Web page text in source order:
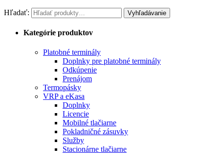
Hľadať: Vyhľadávanie
Kategórie produktov
Platobné terminály
Doplnky pre platobné terminály
Odkúpenie
Prenájom
Termopásky
VRP a eKasa
Doplnky
Licencie
Mobilné tlačiarne
Pokladničné zásuvky
Služby
Stacionárne tlačiarne